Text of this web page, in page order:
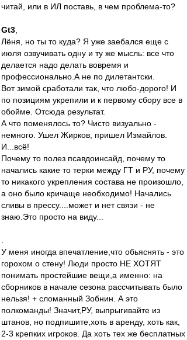
читай, или в ИЛ поставь, в чем проблема-то?
Gt3
Лёня, но ты то куда? Я уже заебался еще с
июля озвучивать одну и ту же мысль: все что
делается надо делать вовремя и
профессионально.А не по дилетантски.
Вот зимой сработали так, что любо-дорого! И
по позициям укрепили и к первому сбору все в
обойме. Отсюда результат.
А что поменялось то? Чисто визуально -
немного. Ушел Жирков, пришел Измайлов.
И...всё!
Почему то полез псавдоинсайд, почему то
начались какие то терки между ГТ и РУ, почему
то никакого укрепления состава не произошло,
а оно было кричаще необходимо! Начались
сливы в прессу....может и нет связи - не
знаю.Это просто на виду...
У меня иногда впечатление,что обьяснять - это
горохом о стену! Люди просто НЕ ХОТЯТ
понимать простейшие вещи,а именно: на
сборников в начале сезона рассчитывать было
нельзя! + сломанный Зобнин. А это
полкоманды! Значит,РУ, выпрыгивайте из
штанов, но подпишите,хоть в аренду, хоть как,
2-3 крепких игроков. Да хоть тех же бесплатных